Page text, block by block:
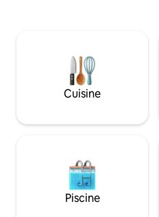
pour une retraite romantique
escapade amusante en famille
Triangle historique. Confort,
détente inégalés : votre
Cuisine
Piscine